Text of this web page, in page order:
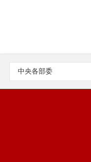
中央各部委